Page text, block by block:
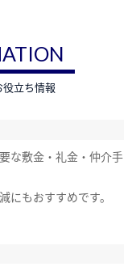
立ち情報
な敷金・礼金・仲介手
にもおすすめです。